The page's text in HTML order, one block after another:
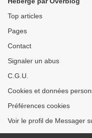
Top articles
Pages
Contact
Signaler un abus
C.G.U.
Cookies et données
Préférences cookies
Voir le profil de Messager